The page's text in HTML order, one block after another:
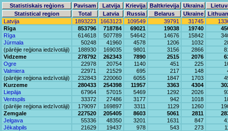
Statistiskais reģions Pavisam Latvija Krievija Baltkrievija Ukraina
Statistical region
Total Latvia Russia Belarus Ukraine
Latvija
1893223 1663123 109549 39791 31745
Rīga
853796 718784 69021 19038 19740
Rīga
614618 507789 54642 14676 15842
Jūrmala
50248 41960 4578 1206 1032
(pārējie reģiona iedzīvotāji)
188930 169035 9801 3156 2866
Vidzeme
278792 262343 7890 2515 2076
Ogre
22978 20754 1140 451 225
Valmiera
22971 21529 695 217 148
(pārējie reģiona iedzīvotāji)
232843 220060 6055 1847 1703
Kurzeme
280433 254398 11957 3363 4304
Liepāja
67964 57015 5469 1292 2026
Ventspils
33372 27486 3177 942 1018
(pārējie reģiona iedzīvotāji)
179097 169897 3311 1129 1260
Zemgale
227520 205405 8603 5061 2811
Jelgava
55336 48350 3201 1631 847
Jēkabpils
21629 19437 978 543 273